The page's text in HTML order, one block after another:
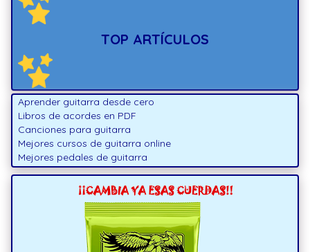
TOP ARTÍCULOS
Aprender guitarra desde cero
Libros de acordes en PDF
Canciones para guitarra
Mejores cursos de guitarra online
Mejores pedales de guitarra